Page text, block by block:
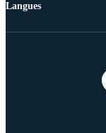
Langues